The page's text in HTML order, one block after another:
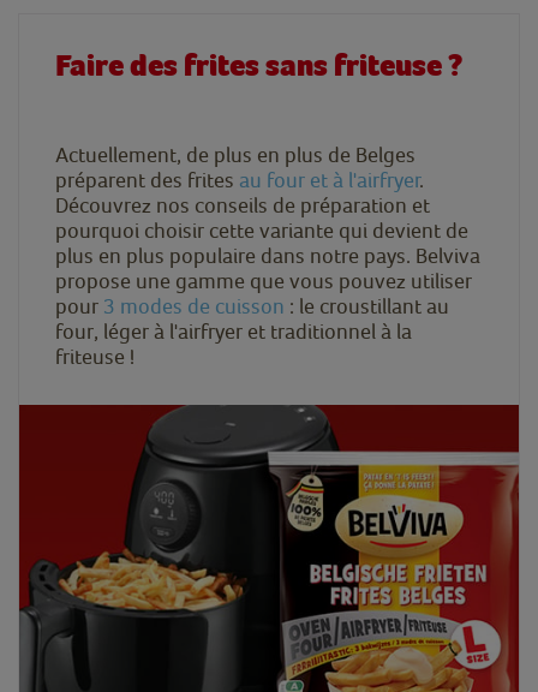
Faire des frites sans friteuse ?
Actuellement, de plus en plus de Belges
préparent des frites au four et à l'airfryer.
Découvrez nos conseils de préparation et
pourquoi choisir cette variante qui devient de
plus en plus populaire dans notre pays. Belviva
propose une gamme que vous pouvez utiliser
pour 3 modes de cuisson : le croustillant au
four, léger à l'airfryer et traditionnel à la
friteuse !